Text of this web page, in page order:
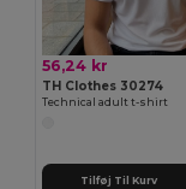
56,24 kr
TH Clothes 30274
Technical adult t-shirt
Tilføj Til Kurv